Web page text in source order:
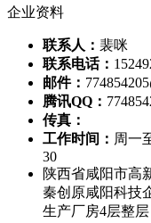
企业资料
联系人： 裴咪
联系电话：
邮件：
腾讯QQ：
传真：
工作时间： 周一
30
陕西省咸阳市高
秦创原咸阳科技
生产厂房4层整层